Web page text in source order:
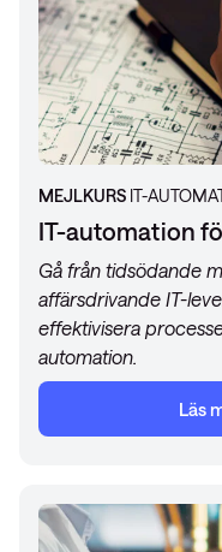
MEJLKURS IT-
IT-automation
Gå från tidsödande
affärsdrivande IT-
effektivisera
automation.
Läs